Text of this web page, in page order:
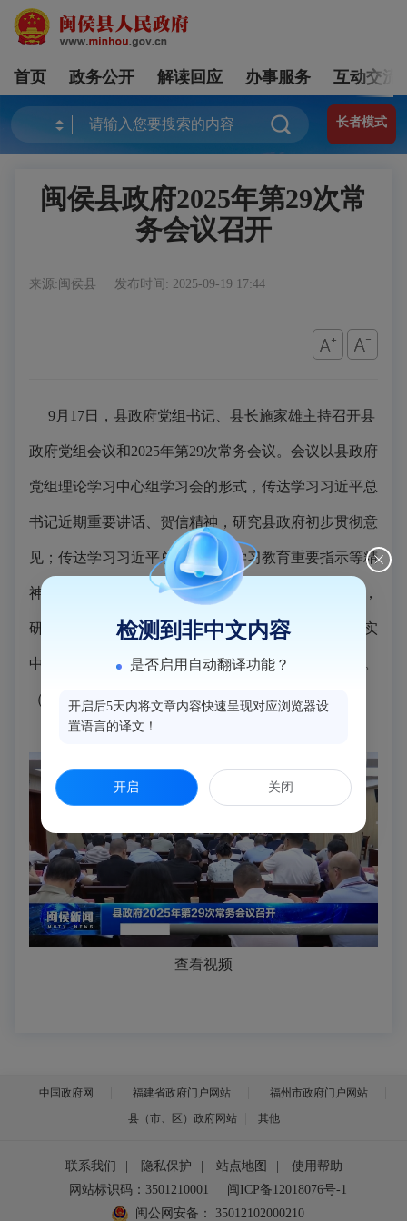
首页 政务公开 解读回应 办事服务 互动交流
长者模式
闽侯县政府2025年第29次常
务会议召开
来源:闽侯县 发布时间: 2025-09-19 17:44
9月 17日，县政府党组书记、县长施家雄主持召开县
政府党组会议和2025年第29次常务会议。 会议以县政府
党组理论学习中心组学习会的形式，传达学习习近平总
书记近期重要讲话、贺信精神，研究县政府初步贯彻意
见；传达学习习近平总书记关于学习教育重要指示等精
神，总结县政府深入贯彻中央八项规定精神学习教育，
研究部署县政府巩固拓展学习教育成果、锲而不舍落实
中央八项规定精神、推进作风建设常态化长效化工作。
（程钊 林鑫/报道）
查看视频
中国政府网 福建省政府门户网站
福州市政府门户网站
县（市、区）政府网站
其他
联系我们 隐私保护 站点地图
使用帮助
网站标识码：3501210001
闽ICP备12018076号-1
闽公网安备：
35012102000210
检测到非中文内容
是否启用自动翻译功能？
开启后5天内将文章内容快速呈现对应浏览器设
置语言的译文！
开启 关闭